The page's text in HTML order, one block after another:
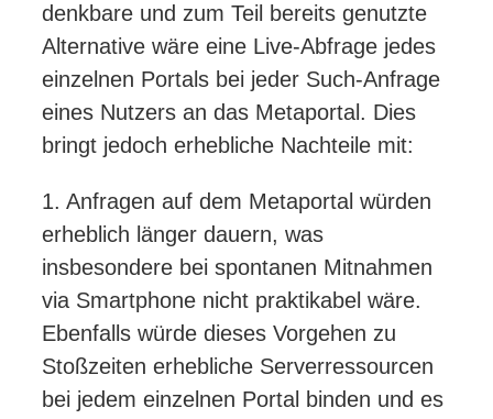
denkbare und zum Teil bereits genutzte
Alternative wäre eine Live-Abfrage jedes
einzelnen Portals bei jeder Such-Anfrage
eines Nutzers an das Metaportal. Dies
bringt jedoch erhebliche Nachteile mit:
1. Anfragen auf dem Metaportal würden
erheblich länger dauern, was
insbesondere bei spontanen Mitnahmen
via Smartphone nicht praktikabel wäre.
Ebenfalls würde dieses Vorgehen zu
Stoßzeiten erhebliche Serverressourcen
bei jedem einzelnen Portal binden und es